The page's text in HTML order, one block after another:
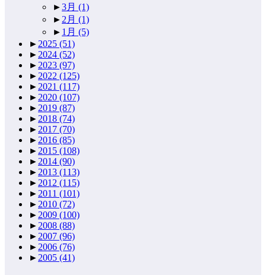
►3月 (1)
► 2月 (1)
► 1月 (5)
► 2025 (51)
► 2024 (52)
► 2023 (97)
► 2022 (125)
► 2021 (117)
► 2020 (107)
► 2019 (87)
► 2018 (74)
► 2017 (70)
► 2016 (85)
► 2015 (108)
► 2014 (90)
► 2013 (113)
► 2012 (115)
► 2011 (101)
► 2010 (72)
► 2009 (100)
► 2008 (88)
► 2007 (96)
► 2006 (76)
► 2005 (41)